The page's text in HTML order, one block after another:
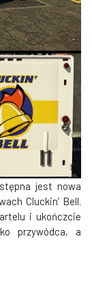
jest nowa
Cluckin’ Bell.
i ukończcie
przywódca, a